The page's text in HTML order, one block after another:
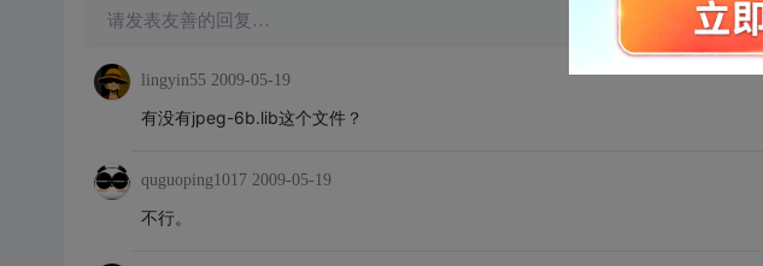
请发表友善的回复…
lingyin55 2009-05-19
有没有jpeg-6b.lib这个文件？
quguoping1017 2009-05-19
不行。